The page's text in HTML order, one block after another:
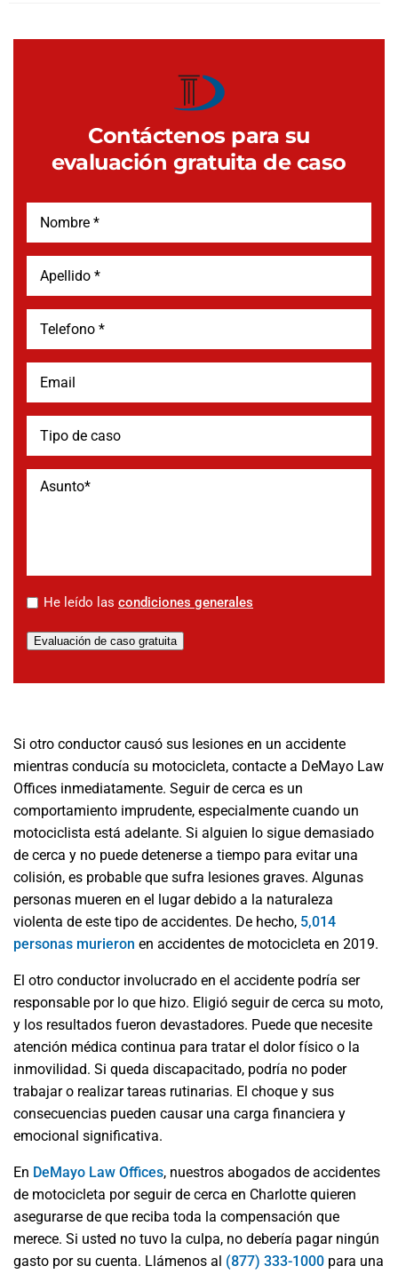
Contáctenos para su
evaluación gratuita de caso
* He leído las condiciones generales
Evaluación de caso gratuita
Si otro conductor causó sus lesiones en un accidente
mientras conducía su motocicleta, contacte a DeMayo Law
Offices inmediatamente. Seguir de cerca es un
comportamiento imprudente, especialmente cuando un
motociclista está adelante. Si alguien lo sigue demasiado
de cerca y no puede detenerse a tiempo para evitar una
colisión, es probable que sufra lesiones graves. Algunas
personas mueren en el lugar debido a la naturaleza
violenta de este tipo de accidentes. De hecho, 5,014
personas murieron en accidentes de motocicleta en 2019.
El otro conductor involucrado en el accidente podría ser
responsable por lo que hizo. Eligió seguir de cerca su moto,
y los resultados fueron devastadores. Puede que necesite
atención médica continua para tratar el dolor físico o la
inmovilidad. Si queda discapacitado, podría no poder
trabajar o realizar tareas rutinarias. El choque y sus
consecuencias pueden causar una carga financiera y
emocional significativa.
En DeMayo Law Offices, nuestros abogados de accidentes
de motocicleta por seguir de cerca en Charlotte quieren
asegurarse de que reciba toda la compensación que
merece. Si usted no tuvo la culpa, no debería pagar ningún
gasto por su cuenta. Llámenos al (877) 333-1000 para una